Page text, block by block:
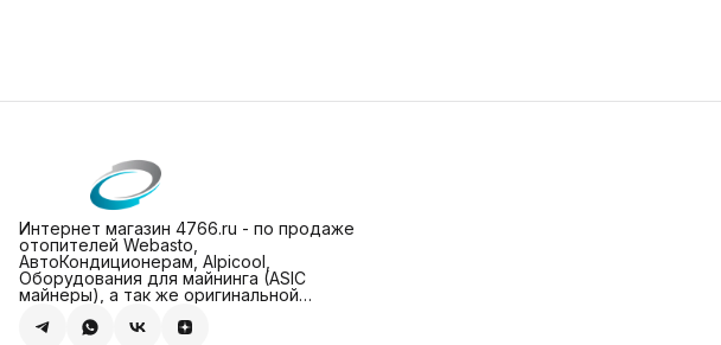
Интернет магазин 4766.ru - по продаже
отопителей Webasto,
АвтоКондиционерам, Alpicool,
Оборудования для майнинга (ASIC
майнеры), а так же оригинальной